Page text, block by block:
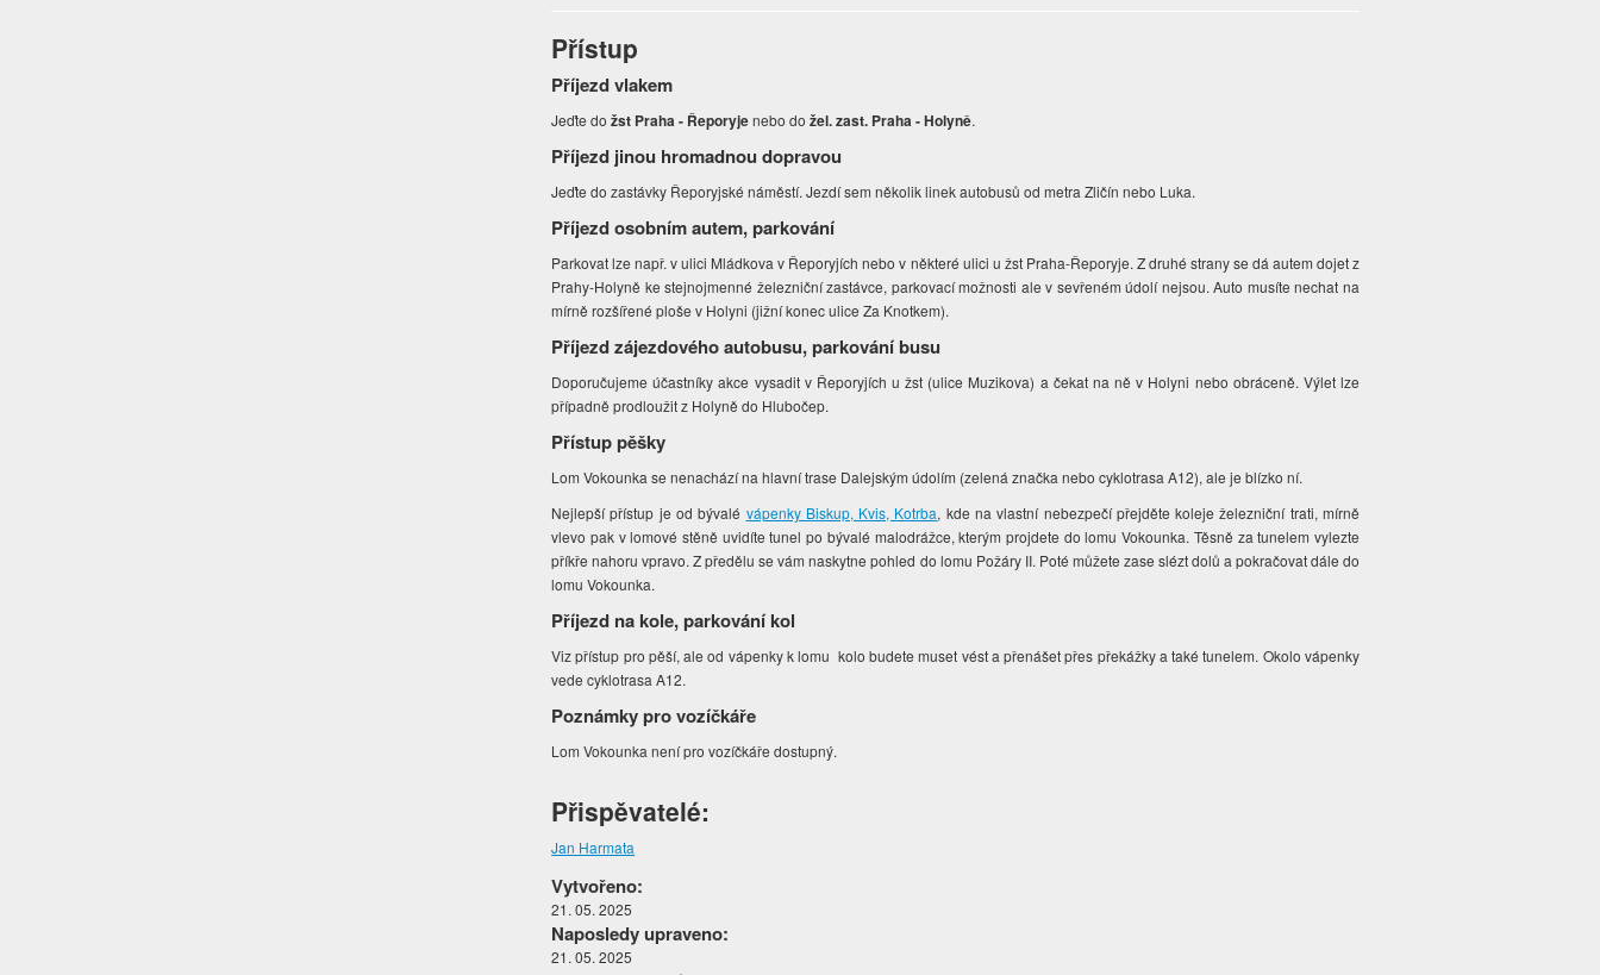
Přístup
Příjezd vlakem
Jeďte dožst Praha - Řeporyjenebo dožel. zast. Praha - Holyně.
Příjezd jinou hromadnou dopravou
Jeďte do zastávky Řeporyjské náměstí. Jezdí sem několik linek autobusů od metra Zličín nebo Luka.
Příjezd osobním autem, parkování
Parkovat lze např. v ulici Mládkova v Řeporyjích nebo v některé ulici u žst Praha-Řeporyje. Z druhé strany se dá autem dojet z
Prahy-Holyně ke stejnojmenné železniční zastávce, parkovací možnosti ale v sevřeném údolí nejsou. Auto musíte nechat na
mírně rozšířené ploše v Holyni (jižní konec ulice Za Knotkem).
Příjezd zájezdového autobusu, parkování busu
Doporučujeme účastníky akce vysadit v Řeporyjích u žst (ulice Muzikova) a čekat na ně v Holyni nebo obráceně. Výlet lze
případně prodloužit z Holyně do Hlubočep.
Přístup pěšky
Lom Vokounka se nenachází na hlavní trase Dalejským údolím (zelená značka nebo cyklotrasa A12), ale je blízko ní.
Nejlepší přístup je od bývalé vápenky Biskup, Kvis, Kotrba, kde na vlastní nebezpečí přejděte koleje železniční trati, mírně
vlevo pak v lomové stěně uvidíte tunel po bývalé malodrážce, kterým projdete do lomu Vokounka. Těsně za tunelem vylezte
příkře nahoru vpravo. Z předělu se vám naskytne pohled do lomu Požáry II. Poté můžete zase slézt dolů a pokračovat dále do
lomu Vokounka.
Příjezd na kole, parkování kol
Viz přístup pro pěší, ale od vápenky k lomu kolo budete muset vést a přenášet přes překážky a také tunelem. Okolo vápenky
vede cyklotrasa A12.
Poznámky pro vozíčkáře
Lom Vokounka není pro vozíčkáře dostupný.
Přispěvatelé:
Jan Harmata
Vytvořeno:
21. 05. 2025
Naposledy upraveno:
21. 05. 2025